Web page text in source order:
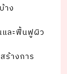
าง
และฟื้นฟูผิว
ร้างการ